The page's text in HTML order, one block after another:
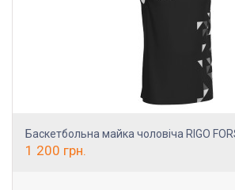
Баскетбольна майка чоловіча RIGO
1 200 грн.